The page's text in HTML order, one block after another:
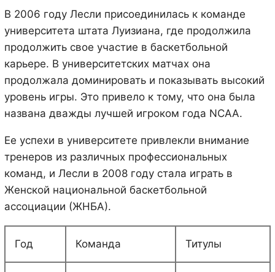
В 2006 году Лесли присоединилась к команде
университета штата Луизиана, где продолжила
продолжить свое участие в баскетбольной
карьере. В университетских матчах она
продолжала доминировать и показывать высокий
уровень игры. Это привело к тому, что она была
названа дважды лучшей игроком года NCAA.
Ее успехи в университете привлекли внимание
тренеров из различных профессиональных
команд, и Лесли в 2008 году стала играть в
Женской национальной баскетбольной
ассоциации (ЖНБА).
Год Команда Титулы